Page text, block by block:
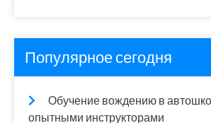
Популярное сегодня
Обучение вождению в
опытными инструкторами